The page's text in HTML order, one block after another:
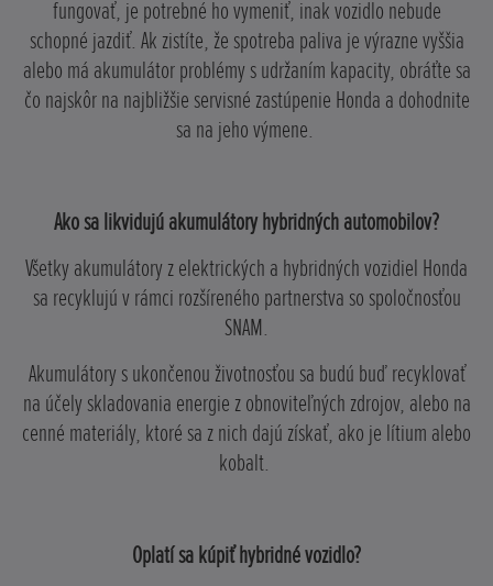
fungovať, je potrebné ho vymeniť, inak vozidlo nebude
schopné jazdiť. Ak zistíte, že spotreba paliva je výrazne vyššia
alebo má akumulátor problémy s udržaním kapacity, obráťte sa
čo najskôr na najbližšie servisné zastúpenie Honda a dohodnite
sa na jeho výmene.
Ako sa likvidujú akumulátory hybridných automobilov?
Všetky akumulátory z elektrických a hybridných vozidiel Honda
sa recyklujú v rámci rozšíreného partnerstva so spoločnosťou
SNAM.
Akumulátory s ukončenou životnosťou sa budú buď recyklovať
na účely skladovania energie z obnoviteľných zdrojov, alebo na
cenné materiály, ktoré sa z nich dajú získať, ako je lítium alebo
kobalt.
Oplatí sa kúpiť hybridné vozidlo?